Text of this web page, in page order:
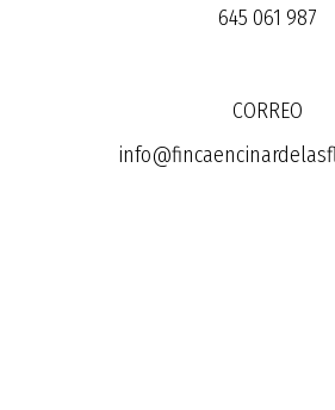
645 061 987
CORREO